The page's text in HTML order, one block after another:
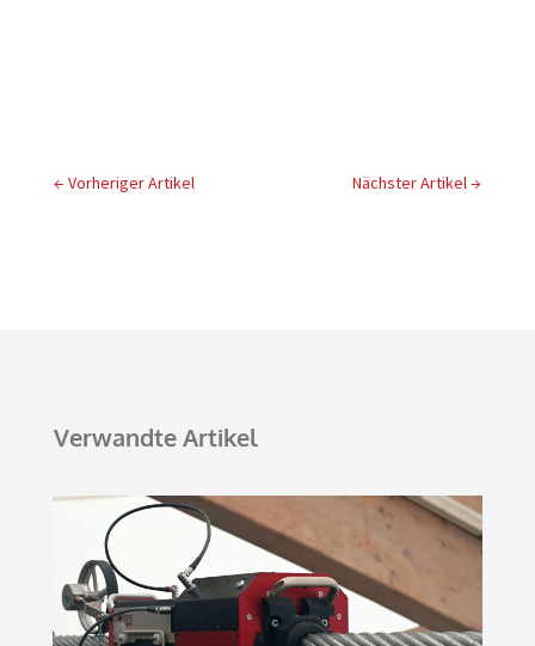
← Vorheriger Artikel Nächster Artikel→
Verwandte Artikel